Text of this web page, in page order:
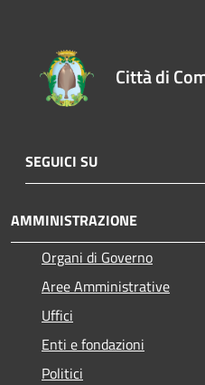
Città di
SEGUICI SU
AMMINISTRAZIONE
Organi di Governo
Aree Amministrative
Uffici
Enti e fondazioni
Politici